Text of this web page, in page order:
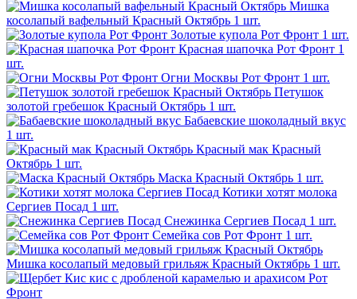
Мишка
косолапый вафельный Красный Октябрь 1 шт.
Золотые купола Рот Фронт 1 шт.
Красная шапочка Рот Фронт 1
шт.
Огни Москвы Рот Фронт 1 шт.
Петушок
золотой гребешок Красный Октябрь 1 шт.
Бабаевские шоколадный вкус
1 шт.
Красный мак Красный
Октябрь 1 шт.
Маска Красный Октябрь 1 шт.
Котики хотят молока
Сергиев Посад 1 шт.
Снежинка Сергиев Посад 1 шт.
Семейка сов Рот Фронт 1 шт.
Мишка косолапый медовый грильяж Красный Октябрь 1 шт.